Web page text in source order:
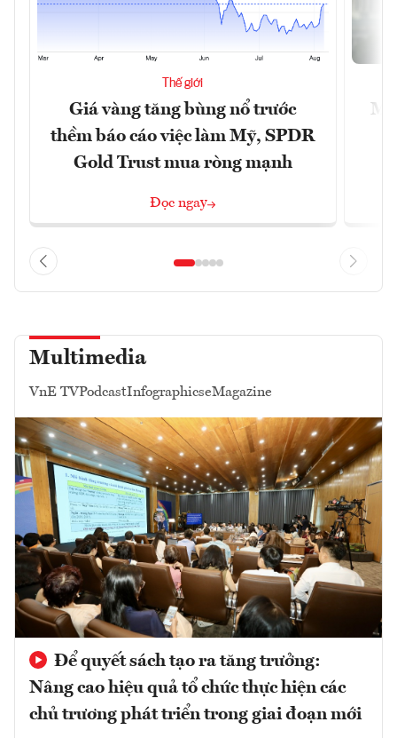
Thế giới
Giá vàng tăng bùng nổ trước
thềm báo cáo việc làm Mỹ, SPDR
Gold Trust mua ròng mạnh
Đọc ngay
Multimedia
VnE TVPodcastInfographicseMagazine
Để quyết sách tạo ra tăng trưởng:
Nâng cao hiệu quả tổ chức thực hiện các
chủ trương phát triển trong giai đoạn mới